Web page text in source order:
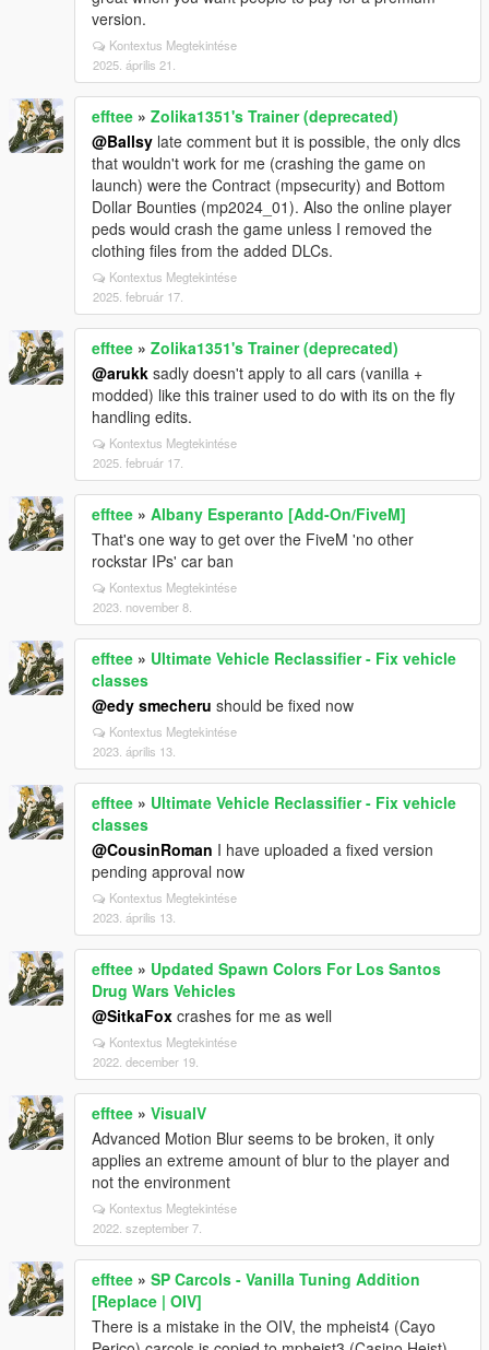
version.
Kontextus Megtekintése
2025. április 21.
efftee » Zolika1351's Trainer (deprecated)
@Ballsy late comment but it is possible, the only dlcs
that wouldn't work for me (crashing the game on
launch) were the Contract (mpsecurity) and Bottom
Dollar Bounties (mp2024_01). Also the online player
peds would crash the game unless I removed the
clothing files from the added DLCs.
Kontextus Megtekintése
2025. február 17.
efftee » Zolika1351's Trainer (deprecated)
@arukk sadly doesn't apply to all cars (vanilla +
modded) like this trainer used to do with its on the fly
handling edits.
Kontextus Megtekintése
2025. február 17.
efftee » Albany Esperanto [Add-On/FiveM]
That's one way to get over the FiveM 'no other
rockstar IPs' car ban
Kontextus Megtekintése
2023. november 8.
efftee » Ultimate Vehicle Reclassifier - Fix vehicle
classes
@edy smecheru should be fixed now
Kontextus Megtekintése
2023. április 13.
efftee » Ultimate Vehicle Reclassifier - Fix vehicle
classes
@CousinRoman I have uploaded a fixed version
pending approval now
Kontextus Megtekintése
2023. április 13.
efftee » Updated Spawn Colors For Los Santos
Drug Wars Vehicles
@SitkaFox crashes for me as well
Kontextus Megtekintése
2022. december 19.
efftee » VisualV
Advanced Motion Blur seems to be broken, it only
applies an extreme amount of blur to the player and
not the environment
Kontextus Megtekintése
2022. szeptember 7.
efftee » SP Carcols - Vanilla Tuning Addition
[Replace | OIV]
There is a mistake in the OIV, the mpheist4 (Cayo